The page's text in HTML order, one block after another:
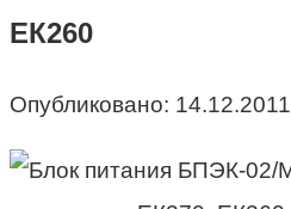
ЕК260
Опубликовано: 14.12.2011